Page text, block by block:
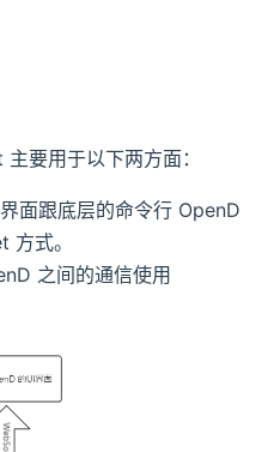
要用于以下两方面：
面跟底层的命令行 OpenD
方式。
之间的通信使用